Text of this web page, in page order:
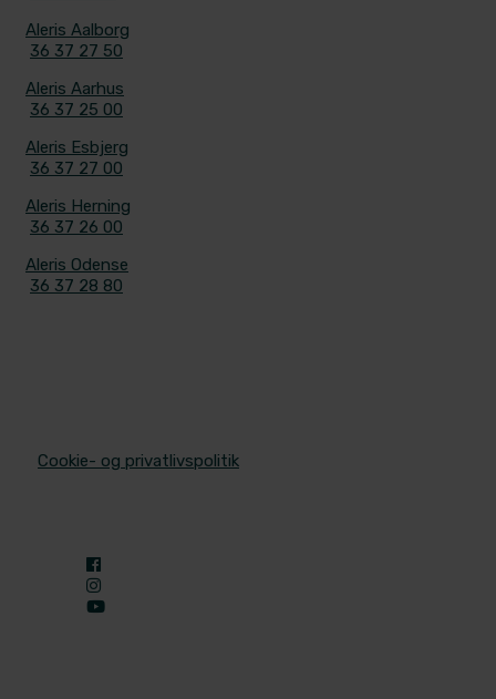
Aleris Aalborg
36 37 27 50
Aleris Aarhus
36 37 25 00
Aleris Esbjerg
36 37 27 00
Aleris Herning
36 37 26 00
Aleris Odense
36 37 28 80
Cookie- og privatlivspolitik